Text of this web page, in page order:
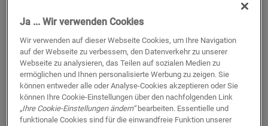
beige
LAMINAT CAPTURE SIG4764
Eiche gestrichen
LAMINAT CAPTURE SIG4754
Ja ... Wir verwenden Cookies
Wir verwenden auf dieser Webseite Cookies, um Ihre Navigation
auf der Webseite zu verbessern, den Datenverkehr zu unserer
Webseite zu analysieren, das Teilen auf sozialen Medien zu
ermöglichen und Ihnen personalisierte Werbung zu zeigen. Sie
können entweder alle oder Analyse-Cookies akzeptieren oder Sie
können Ihre Cookie-Einstellungen über den nachfolgenden Link
„Ihre Cookie-Einstellungen ändern“bearbeiten. Essentielle und
funktionale Cookies sind für die einwandfreie Funktion unserer